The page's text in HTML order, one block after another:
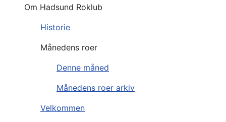
Om Hadsund Roklub
Historie
Månedens roer
Denne måned
Månedens roer arkiv
Velkommen